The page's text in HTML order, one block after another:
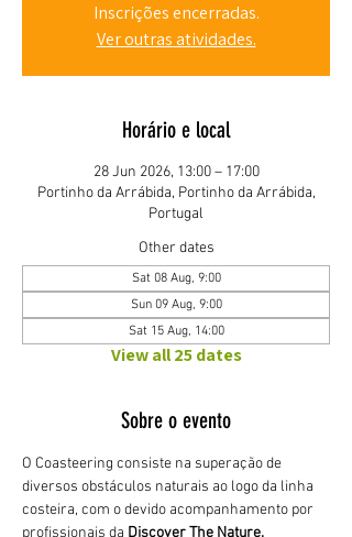
Inscrições encerradas.
Ver outras atividades.
Horário e local
28 Jun 2026, 13:00 – 17:00
Portinho da Arrábida, Portinho da Arrábida,
Portugal
Other dates
Sat 08 Aug, 9:00
Sun 09 Aug, 9:00
Sat 15 Aug, 14:00
View all 25 dates
Sobre o evento
O Coasteering consiste na superação de
diversos obstáculos naturais ao logo da linha
costeira, com o devido acompanhamento por
profissionais da Discover The Nature.